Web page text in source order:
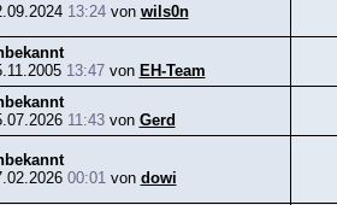
13:24von wils0n
13:47von EH-Team
11:43von Gerd
00:01von dowi